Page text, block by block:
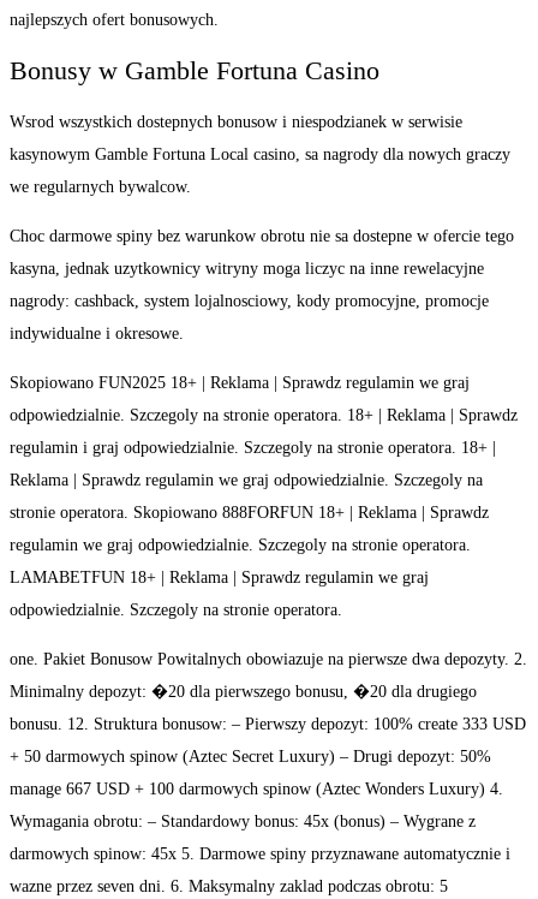
najlepszych ofert bonusowych.
Bonusy w Gamble Fortuna Casino
Wsrod wszystkich dostepnych bonusow i niespodzianek w serwisie
kasynowym Gamble Fortuna Local casino, sa nagrody dla nowych graczy
we regularnych bywalcow.
Choc darmowe spiny bez warunkow obrotu nie sa dostepne w ofercie tego
kasyna, jednak uzytkownicy witryny moga liczyc na inne rewelacyjne
nagrody: cashback, system lojalnosciowy, kody promocyjne, promocje
indywidualne i okresowe.
Skopiowano FUN2025 18+ | Reklama | Sprawdz regulamin we graj
odpowiedzialnie. Szczegoly na stronie operatora. 18+ | Reklama | Sprawdz
regulamin i graj odpowiedzialnie. Szczegoly na stronie operatora. 18+ |
Reklama | Sprawdz regulamin we graj odpowiedzialnie. Szczegoly na
stronie operatora. Skopiowano 888FORFUN 18+ | Reklama | Sprawdz
regulamin we graj odpowiedzialnie. Szczegoly na stronie operatora.
LAMABETFUN 18+ | Reklama | Sprawdz regulamin we graj
odpowiedzialnie. Szczegoly na stronie operatora.
one. Pakiet Bonusow Powitalnych obowiazuje na pierwsze dwa depozyty. 2.
Minimalny depozyt: �20 dla pierwszego bonusu, �20 dla drugiego
bonusu. 12. Struktura bonusow: – Pierwszy depozyt: 100% create 333 USD
+ 50 darmowych spinow (Aztec Secret Luxury) – Drugi depozyt: 50%
manage 667 USD + 100 darmowych spinow (Aztec Wonders Luxury) 4.
Wymagania obrotu: – Standardowy bonus: 45x (bonus) – Wygrane z
darmowych spinow: 45x 5. Darmowe spiny przyznawane automatycznie i
wazne przez seven dni. 6. Maksymalny zaklad podczas obrotu: 5